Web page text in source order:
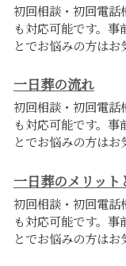
初回相談・初回電話
も対応可能です。事
とでお悩みの方はお
一日葬の流れ
初回相談・初回電話
も対応可能です。事
とでお悩みの方はお
一日葬のメリット
初回相談・初回電話
も対応可能です。事
とでお悩みの方はお